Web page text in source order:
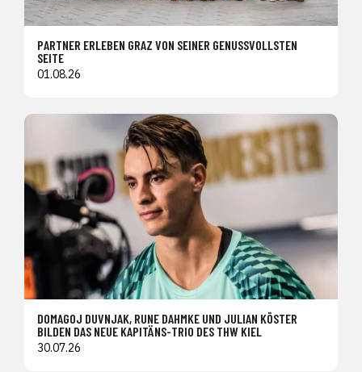
PARTNER ERLEBEN GRAZ VON SEINER GENUSSVOLLSTEN
SEITE
01.08.26
DOMAGOJ DUVNJAK, RUNE DAHMKE UND JULIAN KÖSTER
BILDEN DAS NEUE KAPITÄNS-TRIO DES THW KIEL
30.07.26